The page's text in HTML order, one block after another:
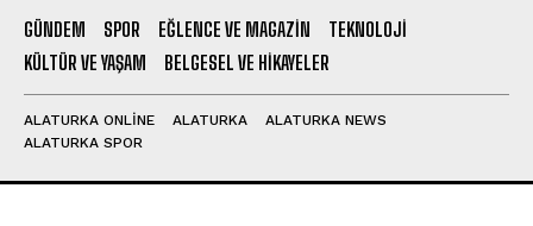
GÜNDEM SPOR EĞLENCE VE MAGAZIN
TEKNOLOJI
KÜLTÜR VE YAŞAM
BELGESEL VE HIKAYELER
ALATURKA ONLINE ALATURKA
ALATURKA NEWS
ALATURKA SPOR